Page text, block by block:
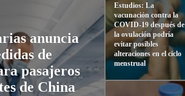
anuncia
de
pasajeros
de China
Estudios: La
vacunación contra la
COVID-19 después de
la ovulación podría
evitar posibles
alteraciones en el ciclo
menstrual